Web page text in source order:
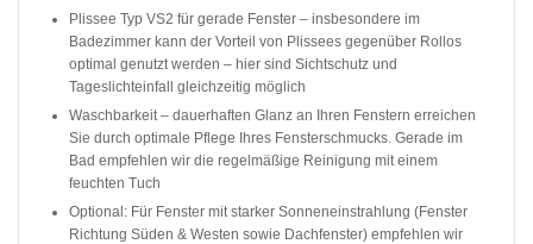
Plissee Typ VS2 für gerade Fenster – insbesondere im
Badezimmer kann der Vorteil von Plissees gegenüber Rollos
optimal genutzt werden – hier sind Sichtschutz und
Tageslichteinfall gleichzeitig möglich
Waschbarkeit – dauerhaften Glanz an Ihren Fenstern erreichen
Sie durch optimale Pflege Ihres Fensterschmucks. Gerade im
Bad empfehlen wir die regelmäßige Reinigung mit einem
feuchten Tuch
Optional: Für Fenster mit starker Sonneneinstrahlung (Fenster
Richtung Süden & Westen sowie Dachfenster) empfehlen wir